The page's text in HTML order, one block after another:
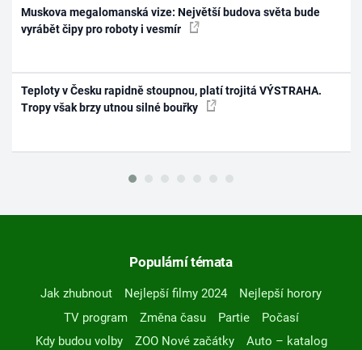
Muskova megalomanská vize: Největší budova světa bude
vyrábět čipy pro roboty i vesmír
Teploty v Česku rapidně stoupnou, platí trojitá VÝSTRAHA.
Tropy však brzy utnou silné bouřky
Populární témata
Jak zhubnout Nejlepší filmy 2024
Nejlepší horory
TV program
Změna času Partie
Počasí
Kdy budou volby
ZOO Nové začátky
Auto – katalog